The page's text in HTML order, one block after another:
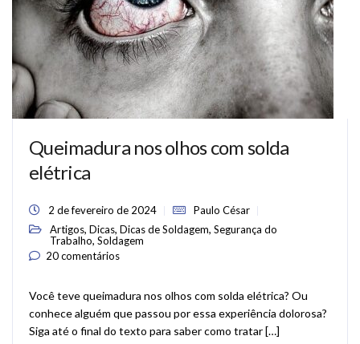
Queimadura nos olhos com solda
elétrica
2 de fevereiro de 2024
Paulo César
Artigos, Dicas, Dicas de Soldagem, Segurança do
Trabalho, Soldagem
20 comentários
Você teve queimadura nos olhos com solda elétrica? Ou
conhece alguém que passou por essa experiência dolorosa?
Siga até o final do texto para saber como tratar […]